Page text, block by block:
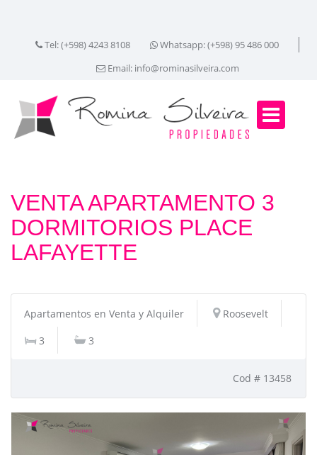
Tel: (+598) 4243 8108
Whatsapp: (+598) 95 486 000
Email: info@rominasilveira.com
VENTA APARTAMENTO 3
DORMITORIOS PLACE
LAFAYETTE
Apartamentos en Venta y Alquiler
Roosevelt
3
3
Cod # 13458